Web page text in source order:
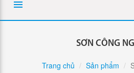
SƠN CÔNG
Trang chủ Sản phẩm